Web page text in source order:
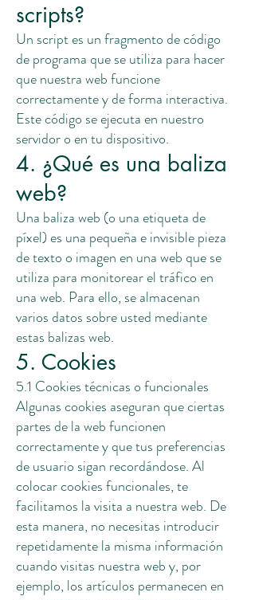
scripts?
Un script es un fragmento de código
de programa que se utiliza para hacer
que nuestra web funcione
correctamente y de forma interactiva.
Este código se ejecuta en nuestro
servidor o en tu dispositivo.
4. ¿Qué es una baliza
web?
Una baliza web (o una etiqueta de
píxel) es una pequeña e invisible pieza
de texto o imagen en una web que se
utiliza para monitorear el tráfico en
una web. Para ello, se almacenan
varios datos sobre usted mediante
estas balizas web.
5. Cookies
5.1 Cookies técnicas o funcionales
Algunas cookies aseguran que ciertas
partes de la web funcionen
correctamente y que tus preferencias
de usuario sigan recordándose. Al
colocar cookies funcionales, te
facilitamos la visita a nuestra web. De
esta manera, no necesitas introducir
repetidamente la misma información
cuando visitas nuestra web y, por
ejemplo, los artículos permanecen en